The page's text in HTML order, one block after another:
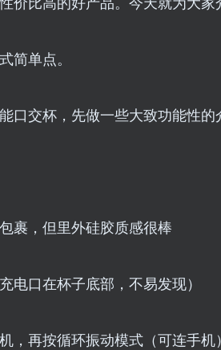
简单点。
口交杯，先做一些大致功能性的
裹，但里外硅胶质感很棒
电口在杯子底部，不易发现）
，再按循环振动模式（可连手机）